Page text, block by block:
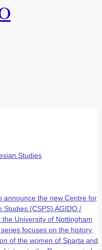
Studies
announce the new Centre for
Studies (CSPS) AGIDO /
University of Nottingham
focuses on the history,
of the women of Sparta and